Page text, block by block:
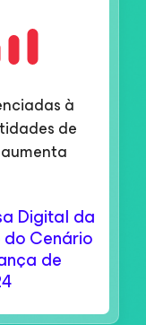
à
de
Digital da
Cenário
de